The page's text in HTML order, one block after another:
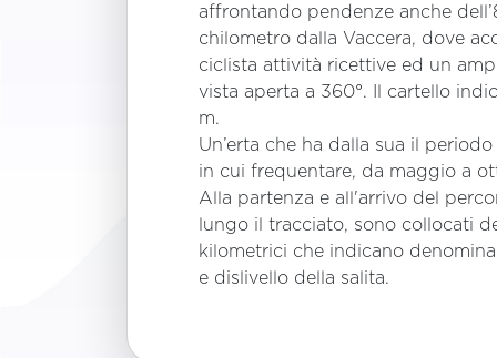
affrontando pendenze anche
chilometro dalla Vaccera, dove
ciclista attività ricettive ed un
vista aperta a 360°. Il cartello
m.
Un’erta che ha dalla sua il
in cui frequentare, da maggio a
Alla partenza e all'arrivo del
lungo il tracciato, sono collocati
kilometrici che indicano
e dislivello della salita.